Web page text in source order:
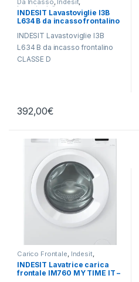
Da Incasso, Indesit,
Lavastoviglie
INDESIT Lavastoviglie I3B
L634 B da incasso frontalino
INDESIT Lavastoviglie I3B
L634 B da incasso frontalino
CLASSE D
392,00€
Carico Frontale, Indesit,
Lavatrici, Libera Installazione
INDESIT Lavatrice carica
frontale IM760 MY TIME IT –